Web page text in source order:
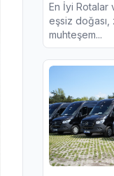
En İyi Rotalar
eşsiz
muhteşem...